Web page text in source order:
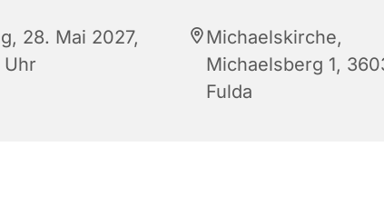
28. Mai 2027,
Uhr
Michaelskirche,
Michaelsberg 1,
Fulda